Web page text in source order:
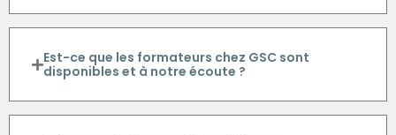
Est-ce que les formateurs chez GSC sont
disponibles et à notre écoute ?